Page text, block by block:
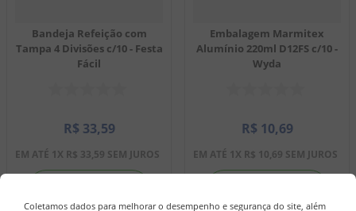
Coletamos dados para melhorar o desempenho e segurança do site, além
Bandeja Refeição com
Tampa 4 Divisões c/10 - Festa
Fácil
R$ 33,59
EM ATÉ 1X R$ 33,59 SEM JUROS
Embalagem Marmitex
Alumínio 220ml D12FS c/10 -
Wyda
R$ 10,69
EM ATÉ 1X R$ 10,69 SEM JUROS